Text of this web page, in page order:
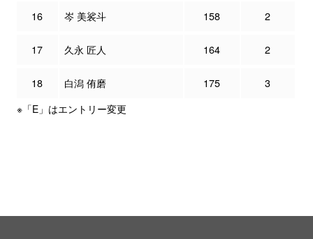
16 岑 美裟斗 158 2
17 久永 匠人 164 2
18 白潟 侑磨 175
3
※「E」はエントリー変更